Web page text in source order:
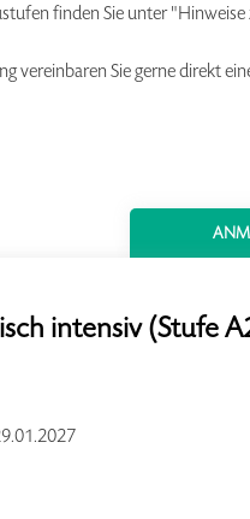
finden Sie unter
vereinbaren Sie gerne direkt
intensiv (Stufe